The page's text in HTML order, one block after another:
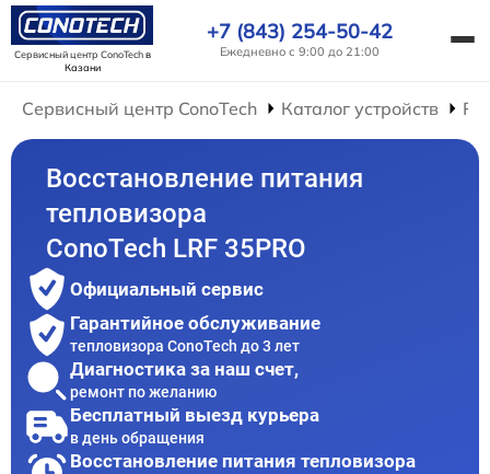
Сервисный центр ConoTechв
Казани
+7 (843) 254-50-42
Ежедневно с 9:00 до 21:00
Сервисный центр ConoTech Каталог устройств
Восстановление питания
тепловизора
ConoTech LRF 35PRO
Официальный сервис
Гарантийное обслуживание
тепловизора ConoTech до 3 лет
Диагностика за наш счет,
ремонт по желанию
Бесплатный выезд курьера
в день обращения
Восстановление питания тепловизора